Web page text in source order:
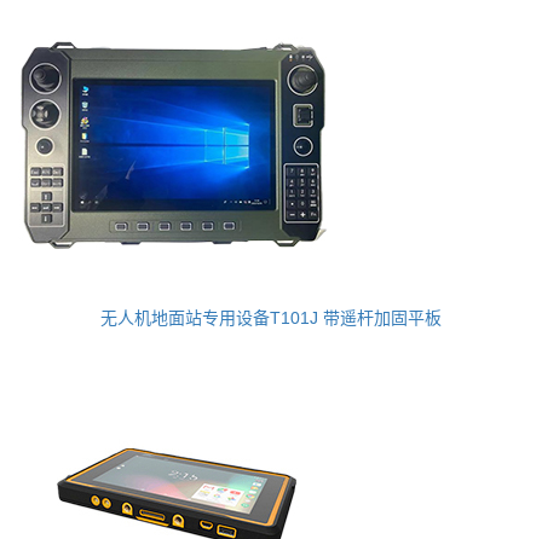
无人机地面站专用设备T101J 带遥杆加固平板